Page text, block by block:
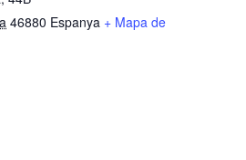
46880 Espanya + Mapa de